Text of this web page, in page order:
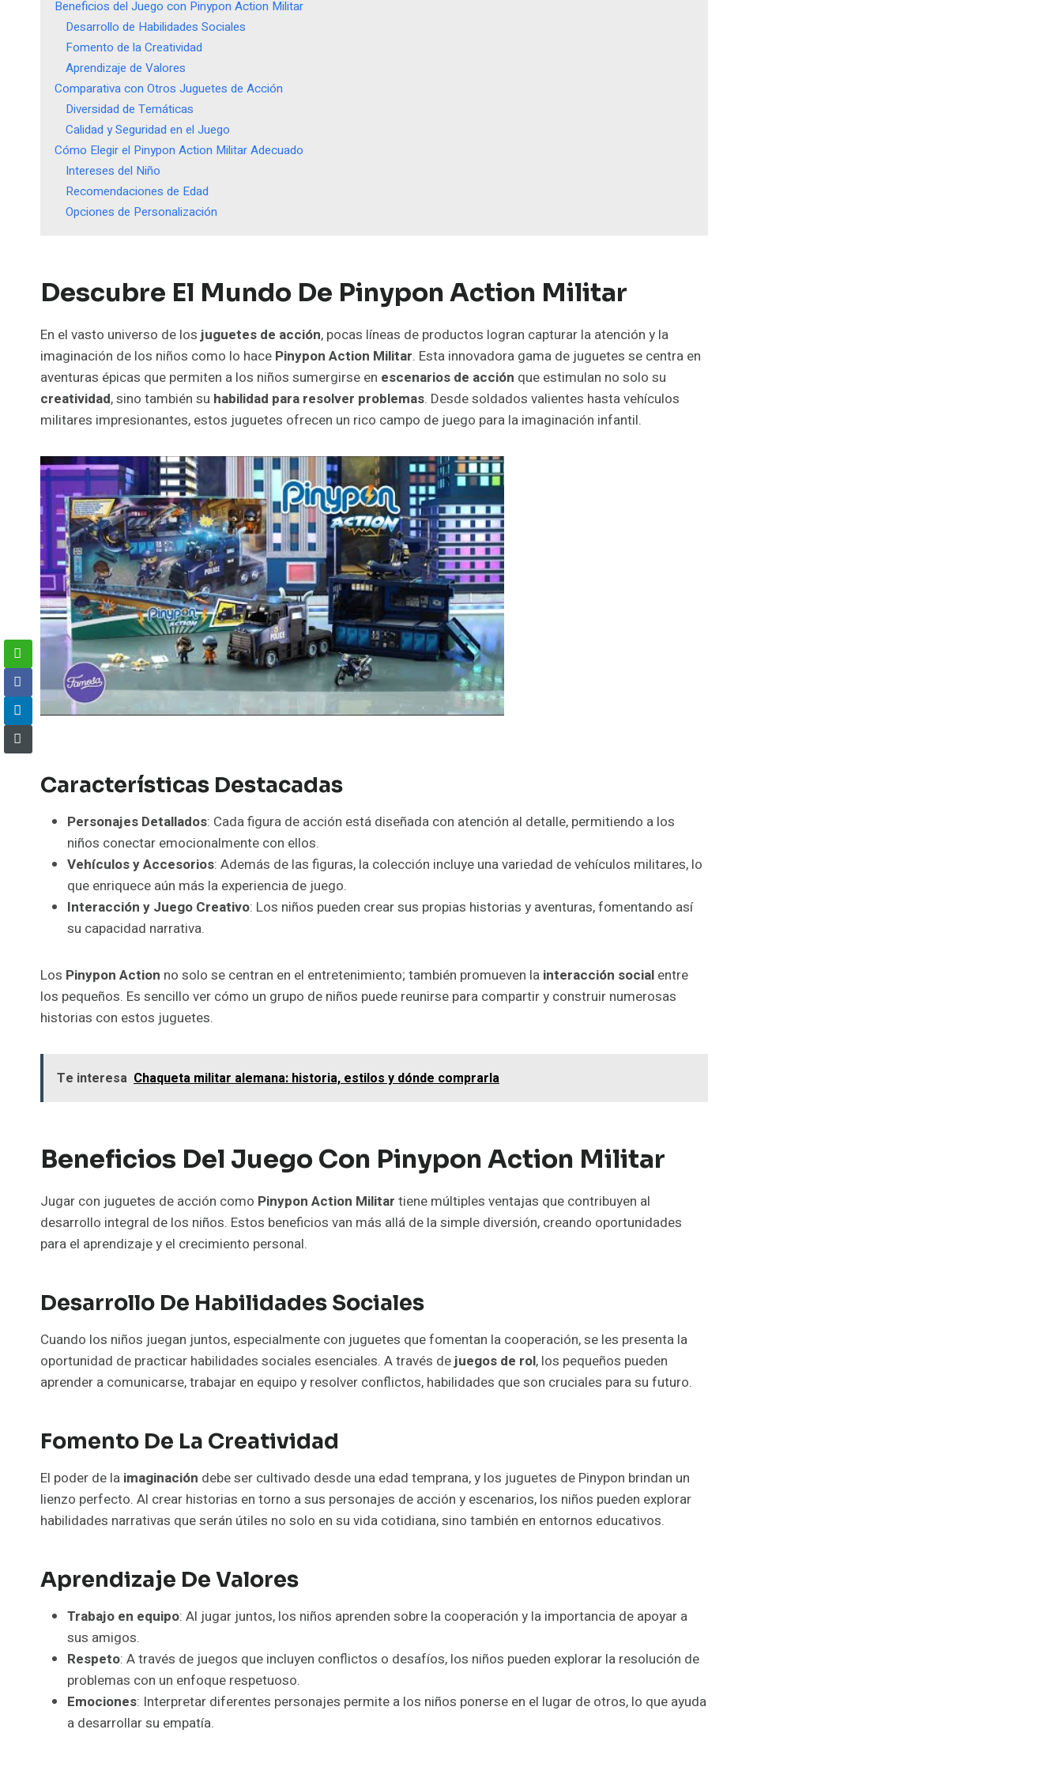
Beneficios del Juego con Pinypon Action Militar
Desarrollo de Habilidades Sociales
Fomento de la Creatividad
Aprendizaje de Valores
Comparativa con Otros Juguetes de Acción
Diversidad de Temáticas
Calidad y Seguridad en el Juego
Cómo Elegir el Pinypon Action Militar Adecuado
Intereses del Niño
Recomendaciones de Edad
Opciones de Personalización
Descubre El Mundo De Pinypon Action Militar
En el vasto universo de los juguetes de acción, pocas líneas de productos logran capturar la atención y la
imaginación de los niños como lo hace Pinypon Action Militar. Esta innovadora gama de juguetes se centra en
aventuras épicas que permiten a los niños sumergirse en escenarios de acción que estimulan no solo su
creatividad, sino también su habilidad para resolver problemas. Desde soldados valientes hasta vehículos
militares impresionantes, estos juguetes ofrecen un rico campo de juego para la imaginación infantil.
Características Destacadas
Personajes Detallados: Cada figura de acción está diseñada con atención al detalle, permitiendo a los
niños conectar emocionalmente con ellos.
Vehículos y Accesorios: Además de las figuras, la colección incluye una variedad de vehículos militares, lo
que enriquece aún más la experiencia de juego.
Interacción y Juego Creativo: Los niños pueden crear sus propias historias y aventuras, fomentando así
su capacidad narrativa.
Los Pinypon Action no solo se centran en el entretenimiento; también promueven la interacción social entre
los pequeños. Es sencillo ver cómo un grupo de niños puede reunirse para compartir y construir numerosas
historias con estos juguetes.
Te interesa Chaqueta militar alemana: historia, estilos y dónde comprarla
Beneficios Del Juego Con Pinypon Action Militar
Jugar con juguetes de acción como Pinypon Action Militar tiene múltiples ventajas que contribuyen al
desarrollo integral de los niños. Estos beneficios van más allá de la simple diversión, creando oportunidades
para el aprendizaje y el crecimiento personal.
Desarrollo De Habilidades Sociales
Cuando los niños juegan juntos, especialmente con juguetes que fomentan la cooperación, se les presenta la
oportunidad de practicar habilidades sociales esenciales. A través dejuegos de rol, los pequeños pueden
aprender a comunicarse, trabajar en equipo y resolver conflictos, habilidades que son cruciales para su futuro.
Fomento De La Creatividad
El poder de la imaginación debe ser cultivado desde una edad temprana, y los juguetes de Pinypon brindan un
lienzo perfecto. Al crear historias en torno a sus personajes de acción y escenarios, los niños pueden explorar
habilidades narrativas que serán útiles no solo en su vida cotidiana, sino también en entornos educativos.
Aprendizaje De Valores
Trabajo en equipo: Al jugar juntos, los niños aprenden sobre la cooperación y la importancia de apoyar a
sus amigos.
Respeto: A través de juegos que incluyen conflictos o desafíos, los niños pueden explorar la resolución de
problemas con un enfoque respetuoso.
Emociones: Interpretar diferentes personajes permite a los niños ponerse en el lugar de otros, lo que ayuda
a desarrollar su empatía.